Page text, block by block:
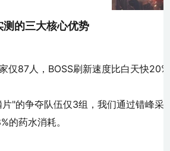
的三大核心优势
仅87人，BOSS刷新速度比白天快
"的争夺队伍仅3组，我们通过错峰
的药水消耗。